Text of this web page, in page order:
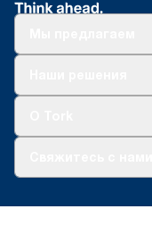
(+7) 777 779 0095